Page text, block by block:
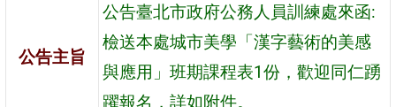
公告主旨
公告臺北市政府公務人員訓練處來函:
檢送本處城市美學「漢字藝術的美感
與應用」班期課程表1份，歡迎同仁踴
躍報名，詳如附件。